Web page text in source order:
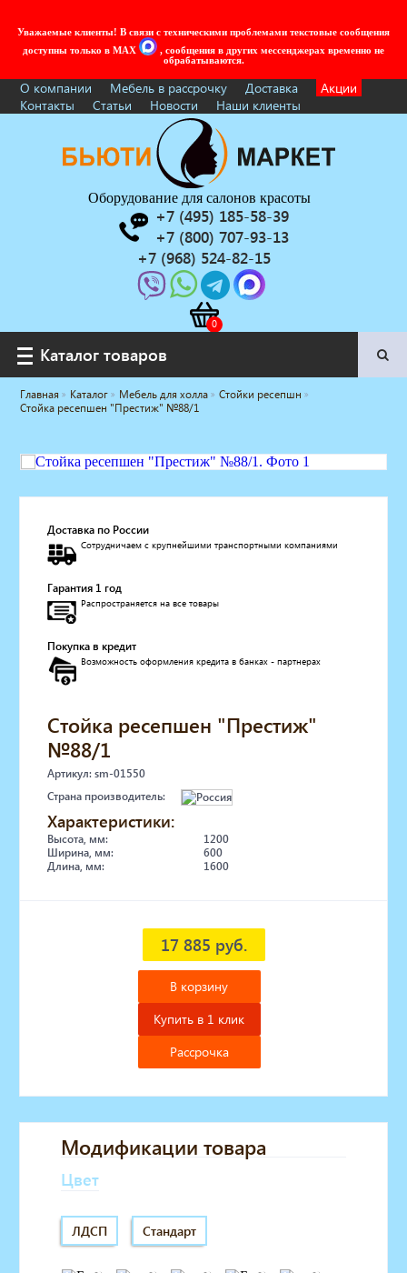
Уважаемые клиенты! В связи с техническими проблемами текстовые сообщения
доступны только в MAX
, сообщения в других мессенджерах временно не
обрабатываются.
О компании Мебель в рассрочку Доставка
Акции
Контакты
Статьи Новости Наши клиенты
Оборудование для салонов красоты
+7 (495) 185-58-39
+7 (800) 707-93-13
+7 (968) 524-82-15
Каталог товаров
Каталог товаров
Услуги под ключ
Оборудование с регистрационным
Косметологическое оборудование
Маникюрное оборудование
Педикюрное оборудование
Массажное и SPA оборудование
Стерилизаторы
Оборудование для визажистов
Оборудование для нейл-бара
Солярии
Коллагенарий
Депиляция
Мебель в стиле Лофт
Доставка за один день
Главная Каталог Мебель для холла
Стойки ресепшн
Стойка ресепшен "Престиж" №88/1
Доставка по России
Сотрудничаем с крупнейшими транспортными компаниями
Гарантия 1 год
Распространяется на все товары
Покупка в кредит
Возможность оформления кредита в банках - партнерах
Стойка ресепшен "Престиж"
№88/1
Артикул: sm-01550
Страна производитель:
Характеристики:
Высота, мм:
1200
Ширина, мм:
600
Длина, мм:
1600
17 885 руб.
В корзину
Купить в 1 клик
Рассрочка
Модификации товара
Цвет
ЛДСП Стандарт